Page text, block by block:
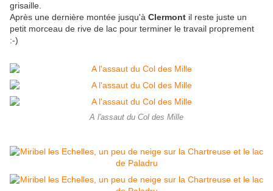
grisaille.
Après une dernière montée jusqu'à Clermont il reste juste un
petit morceau de rive de lac pour terminer le travail proprement
:-)
A l'assaut du Col des Mille